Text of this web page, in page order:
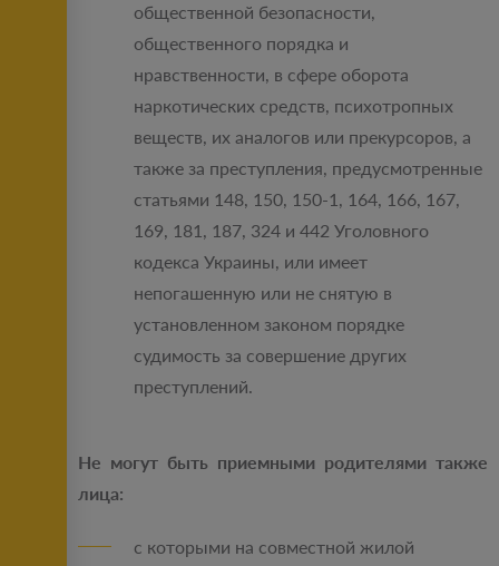
общественной безопасности,
общественного порядка и
нравственности, в сфере оборота
наркотических средств, психотропных
веществ, их аналогов или прекурсоров, а
также за преступления, предусмотренные
статьями 148, 150, 150-1, 164, 166, 167,
169, 181, 187, 324 и 442 Уголовного
кодекса Украины, или имеет
непогашенную или не снятую в
установленном законом порядке
судимость за совершение других
преступлений.
Не могут быть приемными родителями также
лица:
с которыми на совместной жилой